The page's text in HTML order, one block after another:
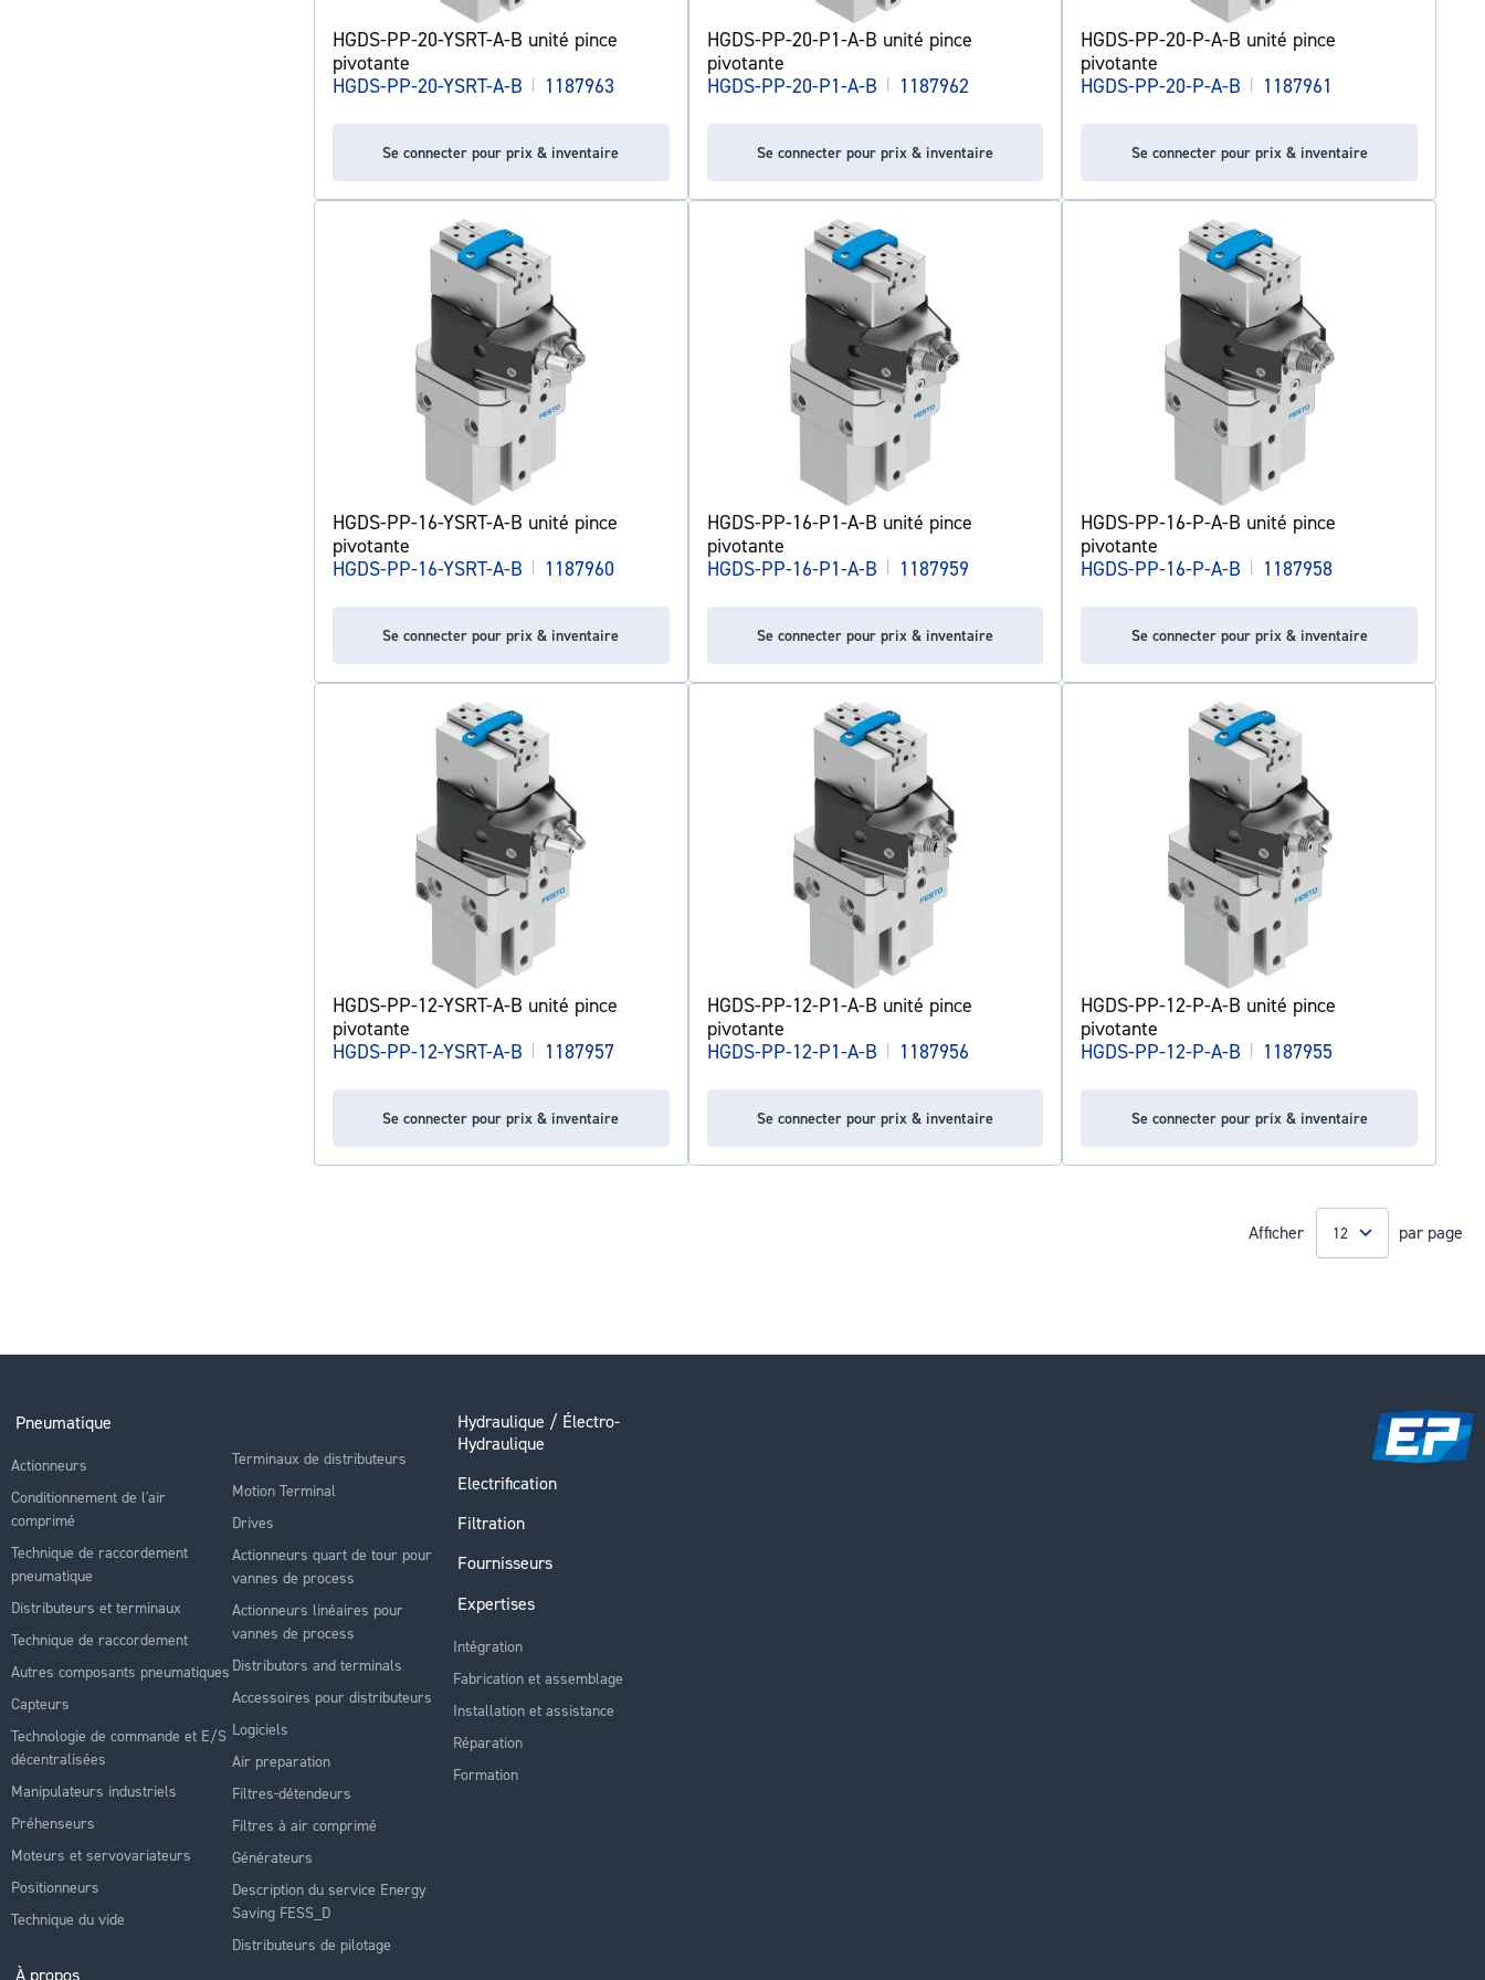
HGDS-PP-20-YSRT-A-B unité pince
pivotante
HGDS-PP-20-YSRT-A-B | 1187963
Se connecter pour prix & inventaire
HGDS-PP-20-P1-A-B unité pince
pivotante
HGDS-PP-20-P1-A-B | 1187962
Se connecter pour prix & inventaire
HGDS-PP-20-P-A-B unité pince
pivotante
HGDS-PP-20-P-A-B | 1187961
Se connecter pour prix & inventaire
HGDS-PP-16-YSRT-A-B unité pince
pivotante
HGDS-PP-16-YSRT-A-B | 1187960
Se connecter pour prix & inventaire
HGDS-PP-16-P1-A-B unité pince
pivotante
HGDS-PP-16-P1-A-B | 1187959
Se connecter pour prix & inventaire
HGDS-PP-16-P-A-B unité pince
pivotante
HGDS-PP-16-P-A-B | 1187958
Se connecter pour prix & inventaire
HGDS-PP-12-YSRT-A-B unité pince
pivotante
HGDS-PP-12-YSRT-A-B | 1187957
Se connecter pour prix & inventaire
HGDS-PP-12-P1-A-B unité pince
pivotante
HGDS-PP-12-P1-A-B | 1187956
Se connecter pour prix & inventaire
HGDS-PP-12-P-A-B unité pince
pivotante
HGDS-PP-12-P-A-B | 1187955
Se connecter pour prix & inventaire
Afficher par page
Pneumatique
Actionneurs
Conditionnement de l'air
comprimé
Technique de raccordement
pneumatique
Distributeurs et terminaux
Technique de raccordement
Autres composants pneumatiques
Capteurs
Technologie de commande et E/S
décentralisées
Manipulateurs industriels
Préhenseurs
Moteurs et servovariateurs
Positionneurs
Technique du vide
Terminaux de distributeurs
Motion Terminal
Drives
Actionneurs quart de tour pour
vannes de process
Actionneurs linéaires pour
vannes de process
Distributors and terminals
Accessoires pour distributeurs
Logiciels
Air preparation
Filtres-détendeurs
Filtres à air comprimé
Générateurs
Description du service Energy
Saving FESS_D
Distributeurs de pilotage
Hydraulique / Électro-
Hydraulique
Electrification
Filtration
Fournisseurs
Expertises
Intégration
Fabrication et assemblage
Installation et assistance
Réparation
Formation
À propos